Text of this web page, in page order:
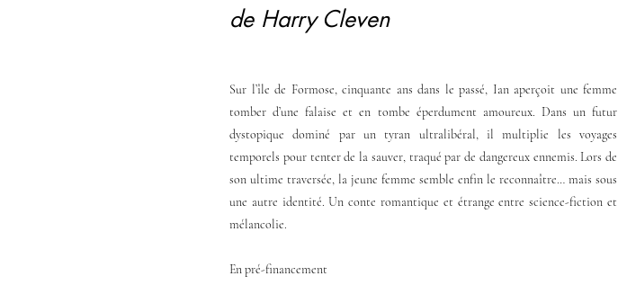
de Harry Cleven
Sur l’île de Formose, cinquante ans dans le passé, Ian aperçoit une femme
tomber d’une falaise et en tombe éperdument amoureux. Dans un futur
dystopique dominé par un tyran ultralibéral, il multiplie les voyages
temporels pour tenter de la sauver, traqué par de dangereux ennemis. Lors de
son ultime traversée, la jeune femme semble enfin le reconnaître… mais sous
une autre identité. Un conte romantique et étrange entre science-fiction et
mélancolie.
En pré-financement